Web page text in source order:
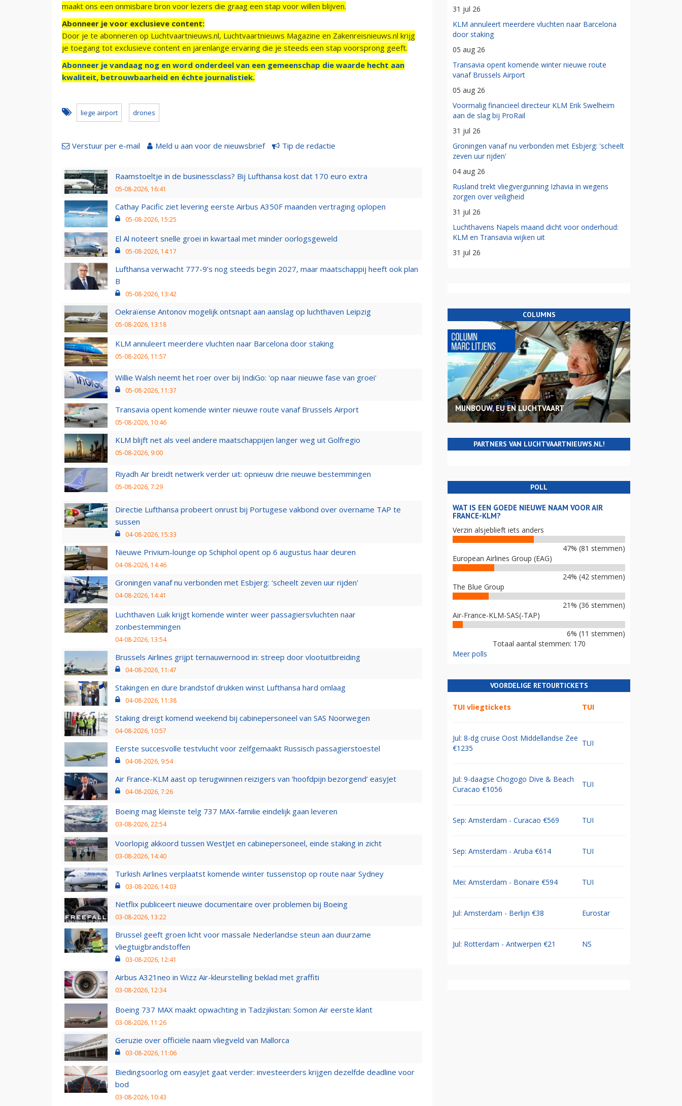
maakt ons een onmisbare bron voor lezers die graag een stap voor willen blijven.
Abonneer je voor exclusieve content:
Door je te abonneren op Luchtvaartnieuws.nl, Luchtvaartnieuws Magazine en Zakenreisnieuws.nl krijg
je toegang tot exclusieve content en jarenlange ervaring die je steeds een stap voorsprong geeft.
Abonneer je vandaag nog en word onderdeel van een gemeenschap die waarde hecht aan
kwaliteit, betrouwbaarheid en échte journalistiek.
liege airport drones
Verstuur per e-mail Meld u aan voor de nieuwsbrief Tip de redactie
Raamstoeltje in de businessclass? Bij Lufthansa kost dat 170 euro extra
05-08-2026, 16:41
Cathay Pacific ziet levering eerste Airbus A350F maanden vertraging oplopen
05-08-2026, 15:25
El Al noteert snelle groei in kwartaal met minder oorlogsgeweld
05-08-2026, 14:17
Lufthansa verwacht 777-9’s nog steeds begin 2027, maar maatschappij heeft ook plan
B
05-08-2026, 13:42
Oekraïense Antonov mogelijk ontsnapt aan aanslag op luchthaven Leipzig
05-08-2026, 13:18
KLM annuleert meerdere vluchten naar Barcelona door staking
05-08-2026, 11:57
Willie Walsh neemt het roer over bij IndiGo: 'op naar nieuwe fase van groei'
05-08-2026, 11:37
Transavia opent komende winter nieuwe route vanaf Brussels Airport
05-08-2026, 10:46
KLM blijft net als veel andere maatschappijen langer weg uit Golfregio
05-08-2026, 9:00
Riyadh Air breidt netwerk verder uit: opnieuw drie nieuwe bestemmingen
05-08-2026, 7:29
Directie Lufthansa probeert onrust bij Portugese vakbond over overname TAP te
sussen
04-08-2026, 15:33
Nieuwe Privium-lounge op Schiphol opent op 6 augustus haar deuren
04-08-2026, 14:46
Groningen vanaf nu verbonden met Esbjerg: 'scheelt zeven uur rijden'
04-08-2026, 14:41
Luchthaven Luik krijgt komende winter weer passagiersvluchten naar
zonbestemmingen
04-08-2026, 13:54
Brussels Airlines grijpt ternauwernood in: streep door vlootuitbreiding
04-08-2026, 11:47
Stakingen en dure brandstof drukken winst Lufthansa hard omlaag
04-08-2026, 11:38
Staking dreigt komend weekend bij cabinepersoneel van SAS Noorwegen
04-08-2026, 10:57
Eerste succesvolle testvlucht voor zelfgemaakt Russisch passagierstoestel
04-08-2026, 9:54
Air France-KLM aast op terugwinnen reizigers van ‘hoofdpijn bezorgend’ easyJet
04-08-2026, 7:26
Boeing mag kleinste telg 737 MAX-familie eindelijk gaan leveren
03-08-2026, 22:54
Voorlopig akkoord tussen WestJet en cabinepersoneel, einde staking in zicht
03-08-2026, 14:40
Turkish Airlines verplaatst komende winter tussenstop op route naar Sydney
03-08-2026, 14:03
Netflix publiceert nieuwe documentaire over problemen bij Boeing
03-08-2026, 13:22
Brussel geeft groen licht voor massale Nederlandse steun aan duurzame
vliegtuigbrandstoffen
03-08-2026, 12:41
Airbus A321neo in Wizz Air-kleurstelling beklad met graffiti
03-08-2026, 12:34
Boeing 737 MAX maakt opwachting in Tadzjikistan: Somon Air eerste klant
03-08-2026, 11:26
Geruzie over officiële naam vliegveld van Mallorca
03-08-2026, 11:06
Biedingsoorlog om easyJet gaat verder: investeerders krijgen dezelfde deadline voor
bod
03-08-2026, 10:43
31 jul 26
KLM annuleert meerdere vluchten naar Barcelona
door staking
05 aug 26
Transavia opent komende winter nieuwe route
vanaf Brussels Airport
05 aug 26
Voormalig financieel directeur KLM Erik Swelheim
aan de slag bij ProRail
31 jul 26
Groningen vanaf nu verbonden met Esbjerg: 'scheelt
zeven uur rijden'
04 aug 26
Rusland trekt vliegvergunning Izhavia in wegens
zorgen over veiligheid
31 jul 26
Luchthavens Napels maand dicht voor onderhoud:
KLM en Transavia wijken uit
31 jul 26
COLUMNS
MIJNBOUW, EU EN LUCHTVAART
PARTNERS VAN LUCHTVAARTNIEUWS.NL!
POLL
WAT IS EEN GOEDE NIEUWE NAAM VOOR AIR
FRANCE-KLM?
Verzin alsjeblieft iets anders
47% (81 stemmen)
European Airlines Group (EAG)
24% (42 stemmen)
The Blue Group
21% (36 stemmen)
Air-France-KLM-SAS(-TAP)
6% (11 stemmen)
Totaal aantal stemmen: 170
Meer polls
VOORDELIGE RETOURTICKETS
TUI vliegtickets TUI
Jul: 8-dg cruise Oost Middellandse Zee
€1235
TUI
Jul: 9-daagse Chogogo Dive & Beach
Curacao €1056
TUI
Sep: Amsterdam - Curacao €569 TUI
Sep: Amsterdam - Aruba €614 TUI
Mei: Amsterdam - Bonaire €594 TUI
Jul: Amsterdam - Berlijn €38 Eurostar
Jul: Rotterdam - Antwerpen €21 NS